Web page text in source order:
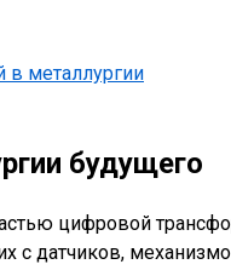
металлургии
будущего
цифровой
датчиков,